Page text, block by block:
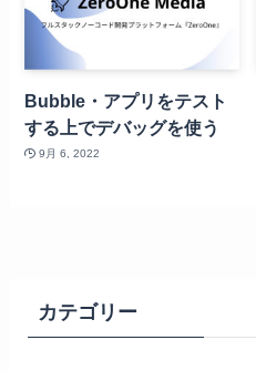
Bubble・アプリをテスト
する上でデバッグを使う
9月 6, 2022
カテゴリー